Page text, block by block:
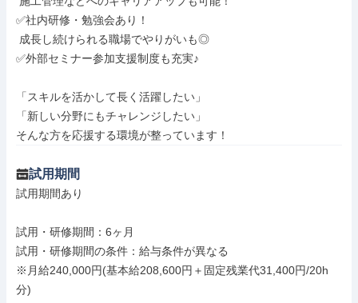
✅社内研修・勉強会あり！
✅外部セミナー参加支援制度も充実♪
「スキルを活かして長く活躍したい」
「新しい分野にもチャレンジしたい」
そんな方を応援する環境が整っています！
試用期間
試用期間あり
試用・研修期間：6ヶ月
試用・研修期間の条件：給与条件が異なる
※月給240,000円(基本給208,600円＋固定残業代31,400円/20h
分)